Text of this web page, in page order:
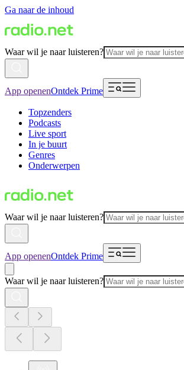
Ga naar de inhoud
Waar wil je naar luisteren?
App openenOntdek Prime
Topzenders
Podcasts
Live sport
In je buurt
Genres
Onderwerpen
Waar wil je naar luisteren?
App openenOntdek Prime
Waar wil je naar luisteren?